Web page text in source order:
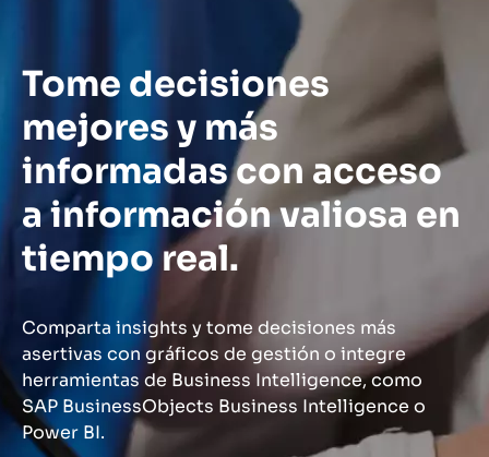
Tome decisiones
mejores y más
informadas con acceso
a información valiosa en
tiempo real.
Comparta insights y tome decisiones más
asertivas con gráficos de gestión o integre
herramientas de Business Intelligence, como
SAP BusinessObjects Business Intelligence o
Power BI.